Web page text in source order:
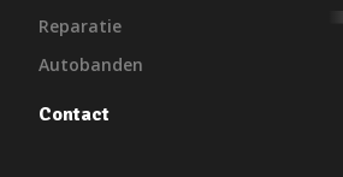
Reparatie
Autobanden
Contact